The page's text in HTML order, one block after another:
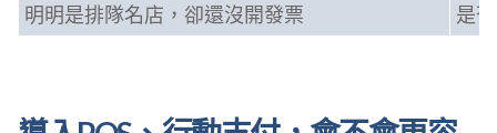
明明是排隊名店，卻還沒開發票
是